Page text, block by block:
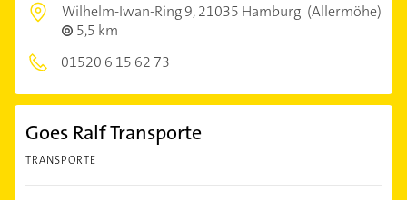
Wilhelm-Iwan-Ring 9,21035 Hamburg (Allermöhe)
5,5 km
01520 6 15 62 73
Goes Ralf Transporte
TRANSPORTE